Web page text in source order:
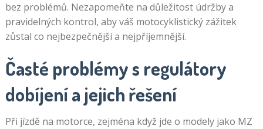
bez problémů. Nezapomeňte na důležitost údržby a
pravidelných kontrol, aby váš motocyklistický zážitek
zůstal co nejbezpečnější a nejpříjemnější.
Časté problémy s regulátory
dobíjení a jejich řešení
Při jízdě na motorce, zejména když jde o modely jako MZ